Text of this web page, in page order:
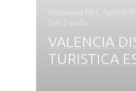
Actualidad FIJET,Agenda
Fijet España
VALENCIA
TURISTICA